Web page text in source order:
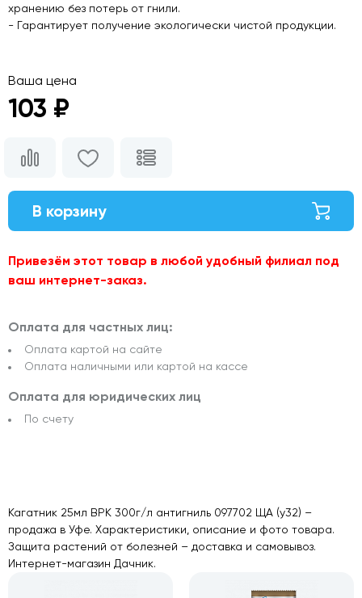
хранению без потерь от гнили.
- Гарантирует получение экологически чистой продукции.
Ваша цена
103 ₽
В корзину
Привезём этот товар в любой удобный филиал под
ваш интернет-заказ.
Оплата для частных лиц:
Оплата картой на сайте
Оплата наличными или картой на кассе
Оплата для юридических лиц
По счету
Кагатник 25мл ВРК 300г/л антигниль 097702 ЩА (у32) –
продажа в Уфе. Характеристики, описание и фото товара.
Защита растений от болезней – доставка и самовывоз.
Интернет-магазин Дачник.